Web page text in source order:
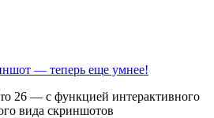
— теперь еще умнее!
26 — с функцией интерактивного
вида скриншотов